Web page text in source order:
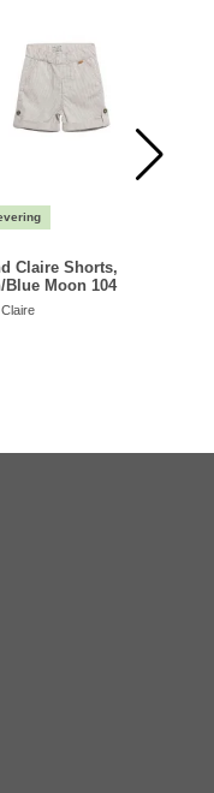
Claire Shorts,
Blue Moon 104